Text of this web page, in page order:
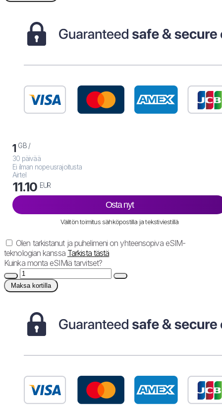
1 GB /
30 päivää
Ei ilman nopeusrajoitusta
Airtel
11.10 EUR
Osta nyt
Välitön toimitus sähköpostilla ja tekstiviestillä
Olen tarkistanut ja puhelimeni on yhteensopiva eSIM-
teknologian kanssa Tarkista tästä
Kuinka monta eSIMiä tarvitset?
Maksa kortilla